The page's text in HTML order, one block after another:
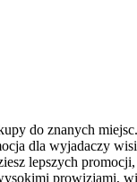
do znanych
dla wyjadaczy
lepszych
prowizjami,